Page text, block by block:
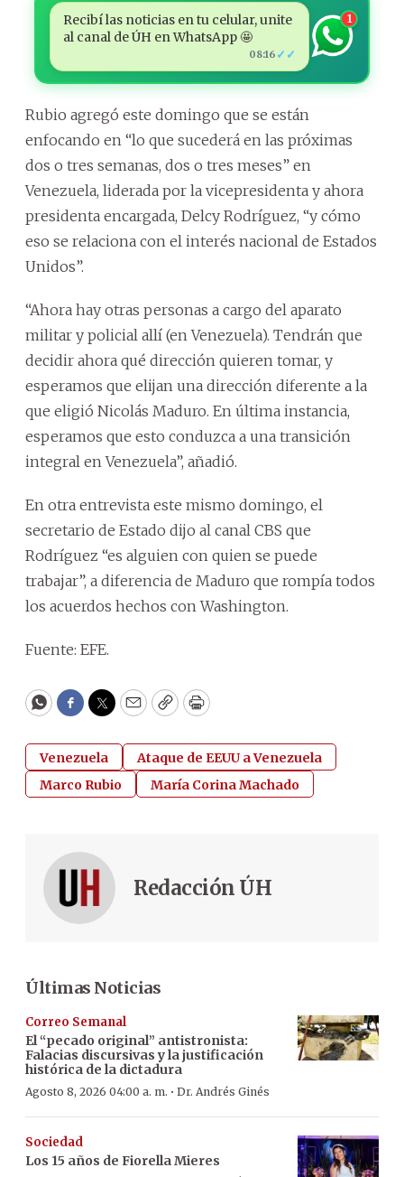
Recibí las noticias en tu celular, unite
al canal de ÚH en WhatsApp 🤩
08:16 ✓✓
1
Rubio agregó este domingo que se están
enfocando en “lo que sucederá en las próximas
dos o tres semanas, dos o tres meses” en
Venezuela, liderada por la vicepresidenta y ahora
presidenta encargada, Delcy Rodríguez, “y cómo
eso se relaciona con el interés nacional de Estados
Unidos”.
“Ahora hay otras personas a cargo del aparato
militar y policial allí (en Venezuela). Tendrán que
decidir ahora qué dirección quieren tomar, y
esperamos que elijan una dirección diferente a la
que eligió Nicolás Maduro. En última instancia,
esperamos que esto conduzca a una transición
integral en Venezuela”, añadió.
En otra entrevista este mismo domingo, el
secretario de Estado dijo al canal CBS que
Rodríguez “es alguien con quien se puede
trabajar”, a diferencia de Maduro que rompía todos
los acuerdos hechos con Washington.
Fuente: EFE.
WhatsApp
Facebook
Twitter
EmailCopyPrint
Venezuela
Ataque de EEUU a Venezuela
Marco Rubio
María Corina Machado
Redacción ÚH
Últimas Noticias
Correo Semanal
El “pecado original” antistronista:
Falacias discursivas y la justificación
histórica de la dictadura
Agosto 8, 2026 04:00 a. m. · Dr. Andrés Ginés
Sociedad
Los 15 años de Fiorella Mieres